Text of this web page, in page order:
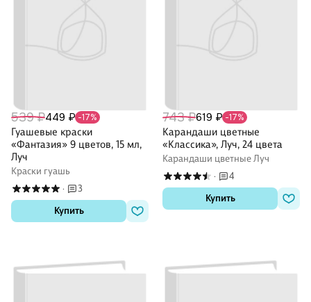
539 ₽449 ₽ -17%
Гуашевые краски
«Фантазия» 9 цветов, 15 мл,
Луч
Краски гуашь
·
3
Купить
743 ₽619 ₽ -17%
Карандаши цветные
«Классика», Луч, 24 цвета
Карандаши цветные Луч
·
4
Купить